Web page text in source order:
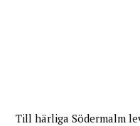
Till härliga Södermalm